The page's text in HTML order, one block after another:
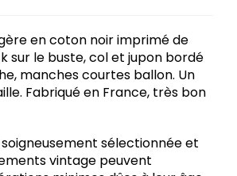
en coton noir imprimé de
sur le buste, col et jupon bordé
manches courtes ballon. Un
Fabriqué en France, très bon
sélectionnée et
vintage peuvent